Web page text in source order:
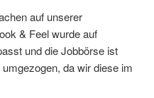
auf unserer
& Feel wurde auf
und die Jobbörse ist
da wir diese im